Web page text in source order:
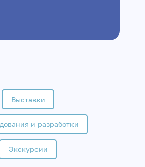
Выставки
и разработки
Экскурсии